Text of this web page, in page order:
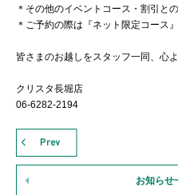
＊その他のイベントコース・割引と
＊ご予約の際は『ネット限定コース
皆さまのお越しをスタッフ一同、心
クリスタ長堀店
06‐6282‐2194
お知らせ